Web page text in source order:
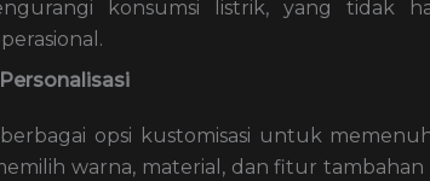
konsumsi listrik, yang tidak
opsi kustomisasi untuk
warna, material, dan fitur